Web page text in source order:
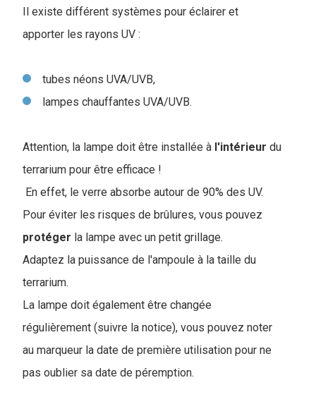
Il existe différent systèmes pour éclairer et
apporter les rayons UV :
tubes néons UVA/UVB,
lampes chauffantes UVA/UVB.
Attention, la lampe doit être installée à l'intérieur du
terrarium pour être efficace !
En effet, le verre absorbe autour de 90% des UV.
Pour éviter les risques de brûlures, vous pouvez
protéger la lampe avec un petit grillage.
Adaptez la puissance de l'ampoule à la taille du
terrarium.
La lampe doit également être changée
régulièrement (suivre la notice), vous pouvez noter
au marqueur la date de première utilisation pour ne
pas oublier sa date de péremption.